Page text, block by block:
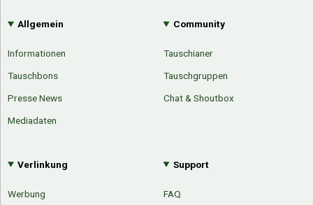
Allgemein
Informationen
Tauschbons
Presse News
Mediadaten
Community
Tauschianer
Tauschgruppen
Chat & Shoutbox
Verlinkung
Werbung
Support
FAQ